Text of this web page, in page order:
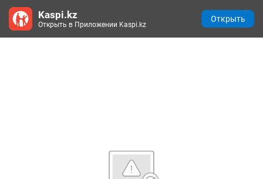
Kaspi.kz
Открыть в Приложении Kaspi.kz
Открыть